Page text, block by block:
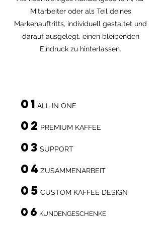
Mitarbeiter oder als Teil deines
Markenauftritts, individuell gestaltet und
darauf ausgelegt, einen bleibenden
Eindruck zu hinterlassen.
01 ALL IN ONE
02 PREMIUM KAFFEE
03 SUPPORT
04 ZUSAMMENARBEIT
05 CUSTOM KAFFEE DESIGN
06 KUNDENGESCHENKE